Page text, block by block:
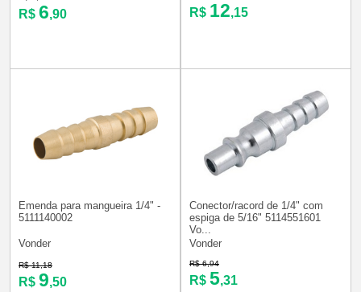
R$ 6,90 R$ 12,15
Emenda para mangueira 1/4" -
5111140002
Vonder
R$ 11,18
R$ 9,50
Conector/racord de 1/4" com
espiga de 5/16" 5114551601
Vo...
Vonder
R$ 6,94
R$ 5,31